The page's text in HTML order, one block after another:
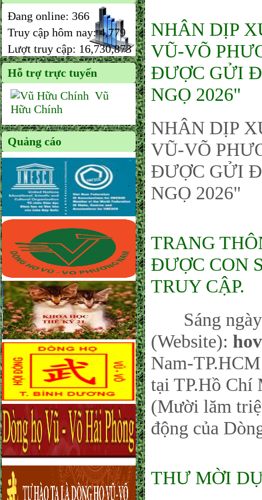
Đang online: 366
Truy cập hôm nay:4,779
Lượt truy cập: 16,730,873
Hỗ trợ trực tuyến
Vũ
Hữu Chính
Quảng cáo
NHÂN DỊP
VŨ-VÕ
ĐƯỢC GỬI
NGỌ 2026"
NHÂN DỊP
VŨ-VÕ
ĐƯỢC GỬI
NGỌ 2026"
TRANG
ĐƯỢC CON
TRUY CẬP.
Sáng ngày
(Website):
Nam-
tại TP.Hồ Chí
(Mười lăm
động của
THƯ MỜI